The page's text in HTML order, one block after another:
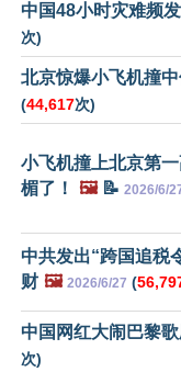
中国48小时灾难频
次)
北京惊爆小飞机撞
(44,617次)
小飞机撞上北京第
楣了！
🖼️📝 2026/6/
中共发出“跨国追税
财 🖼️ 2026/6/27 (
中国网红大闹巴黎
次)